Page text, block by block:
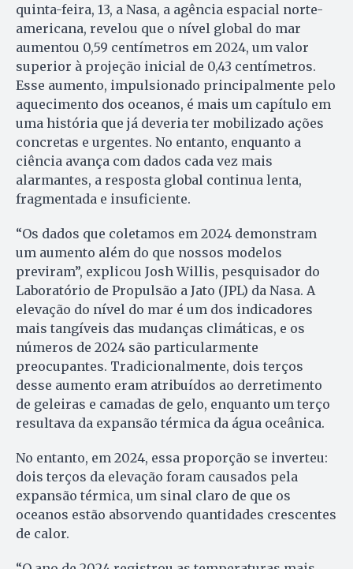
quinta-feira, 13, a Nasa, a agência espacial norte-
americana, revelou que o nível global do mar
aumentou 0,59 centímetros em 2024, um valor
superior à projeção inicial de 0,43 centímetros.
Esse aumento, impulsionado principalmente pelo
aquecimento dos oceanos, é mais um capítulo em
uma história que já deveria ter mobilizado ações
concretas e urgentes. No entanto, enquanto a
ciência avança com dados cada vez mais
alarmantes, a resposta global continua lenta,
fragmentada e insuficiente.
“Os dados que coletamos em 2024 demonstram
um aumento além do que nossos modelos
previram”, explicou Josh Willis, pesquisador do
Laboratório de Propulsão a Jato (JPL) da Nasa. A
elevação do nível do mar é um dos indicadores
mais tangíveis das mudanças climáticas, e os
números de 2024 são particularmente
preocupantes. Tradicionalmente, dois terços
desse aumento eram atribuídos ao derretimento
de geleiras e camadas de gelo, enquanto um terço
resultava da expansão térmica da água oceânica.
No entanto, em 2024, essa proporção se inverteu:
dois terços da elevação foram causados pela
expansão térmica, um sinal claro de que os
oceanos estão absorvendo quantidades crescentes
de calor.